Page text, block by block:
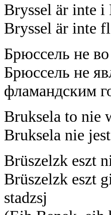
Bryssel är inte i
Bryssel är inte
Брюссель не
Брюссель не
фламандским
Bruksela to nie
Bruksela nie jest
Brüszelzk eszt
Brüszelzk eszt
stadzsj